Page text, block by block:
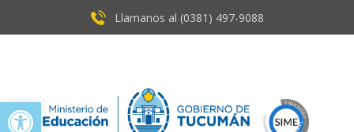
Open toolbar
Llamanos al (0381) ​497-9088